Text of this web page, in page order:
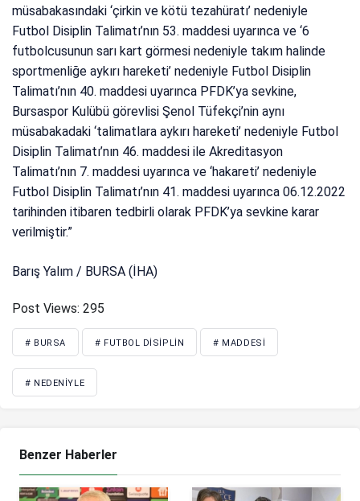
müsabakasındaki ‘çirkin ve kötü tezahüratı’ nedeniyle
Futbol Disiplin Talimatı’nın 53. maddesi uyarınca ve ‘6
futbolcusunun sarı kart görmesi nedeniyle takım halinde
sportmenliğe aykırı hareketi’ nedeniyle Futbol Disiplin
Talimatı’nın 40. maddesi uyarınca PFDK’ya sevkine,
Bursaspor Kulübü görevlisi Şenol Tüfekçi’nin aynı
müsabakadaki ‘talimatlara aykırı hareketi’ nedeniyle Futbol
Disiplin Talimatı’nın 46. maddesi ile Akreditasyon
Talimatı’nın 7. maddesi uyarınca ve ‘hakareti’ nedeniyle
Futbol Disiplin Talimatı’nın 41. maddesi uyarınca 06.12.2022
tarihinden itibaren tedbirli olarak PFDK’ya sevkine karar
verilmiştir.”
Barış Yalım / BURSA (İHA)
Post Views: 295
# BURSA # FUTBOL DISIPLIN # MADDESI
# NEDENIYLE
Benzer Haberler